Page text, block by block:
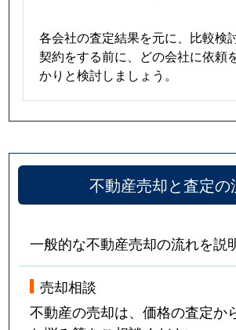
各会社の査定結果を元に、比較検
契約をする前に、どの会社に依頼
かりと検討しましょう。
不動産売却と査定の
一般的な不動産売却の流れを説
売却相談
不動産の売却は、価格の査定か